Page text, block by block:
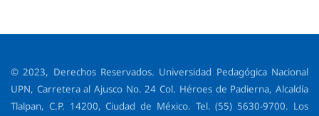
© 2023, Derechos Reservados. Universidad Pedagógica Nacional
UPN, Carretera al Ajusco No. 24 Col. Héroes de Padierna, Alcaldía
Tlalpan, C.P. 14200, Ciudad de México. Tel. (55) 5630-9700. Los